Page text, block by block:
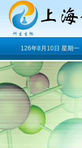
126年8月10日 星期一